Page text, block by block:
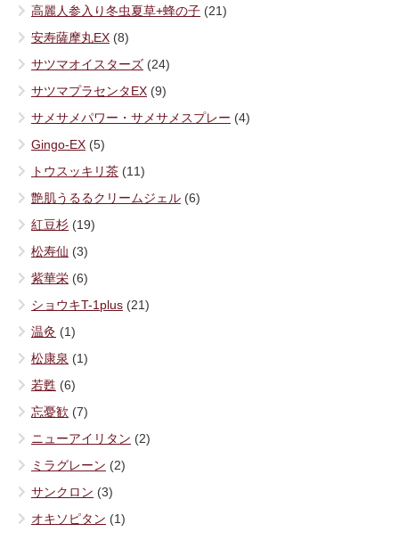
高麗人参入り冬虫夏草+蜂の子 (21)
安寿薩摩丸EX (8)
サツマオイスターズ (24)
サツマプラセンタEX (9)
サメサメパワー・サメサメスプレー (4)
Gingo-EX (5)
トウスッキリ茶 (11)
艶肌うるるクリームジェル (6)
紅豆杉 (19)
松寿仙 (3)
紫華栄 (6)
ショウキT-1plus (21)
温灸 (1)
松康泉 (1)
若甦 (6)
忘憂歓 (7)
ニューアイリタン (2)
ミラグレーン (2)
サンクロン (3)
オキソピタン (1)